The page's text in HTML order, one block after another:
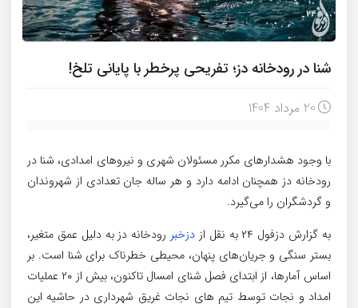
شنا در رودخانه دز؛ تفریحی پرخطر با پایانی تلخ!
20 مرداد 1404
با وجود هشدارهای مکرر مسئولان شهری و نیروهای امدادی، شنا در
رودخانه دز همچنان ادامه دارد و هر ساله جان تعدادی از شهروندان
و گردشگران را می‌گیرد.
به گزارش دزفول ۲۴ به نقل از
دزخبر رودخانه‌ دز به‌ دلیل عمق متغیر،
بستر سنگی و جریان‌های پنهان، محیطی خطرناک برای شنا است. بر
اساس آمارها، از ابتدای فصل شنای امسال تاکنون، بیش از ۲۰ عملیات
امداد و نجات توسط تیم‌ های نجات غریق شهرداری در حاشیه این